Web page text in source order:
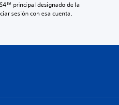
principal designado de la
sesión con esa cuenta.